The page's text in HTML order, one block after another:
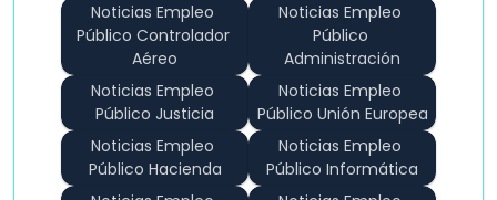
Noticias Empleo
Público Controlador
Aéreo
Noticias Empleo
Público
Administración
Noticias Empleo
Público Justicia
Noticias Empleo
Público Unión Europea
Noticias Empleo
Público Hacienda
Noticias Empleo
Público Informática